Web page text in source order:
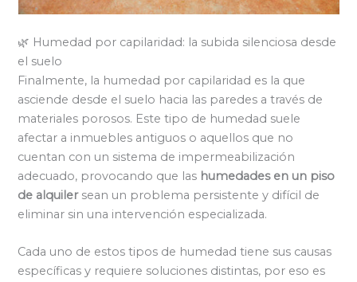
🌿 Humedad por capilaridad: la subida silenciosa desde
el suelo
Finalmente, la humedad por capilaridad es la que
asciende desde el suelo hacia las paredes a través de
materiales porosos. Este tipo de humedad suele
afectar a inmuebles antiguos o aquellos que no
cuentan con un sistema de impermeabilización
adecuado, provocando que las humedades en un piso
de alquilersean un problema persistente y difícil de
eliminar sin una intervención especializada.
Cada uno de estos tipos de humedad tiene sus causas
específicas y requiere soluciones distintas, por eso es